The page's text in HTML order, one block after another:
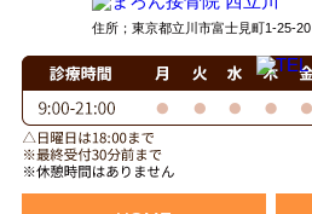
住所；東京都立川市富士見町1-25-20